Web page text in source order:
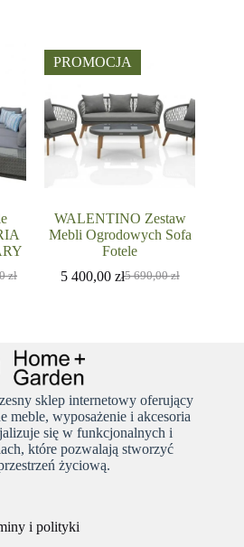
690,00 zł.
500,00 zł.
zł
PROMOCJA
WALENTINO Zestaw
Mebli Ogrodowych Sofa
Fotele
5 690,00zł
Pierwotna
5 400,00 złAktualna
sklep internetowy oferujący
meble, wyposażenie i akcesoria
się w funkcjonalnych i
które pozwalają stworzyć
życiową.
i polityki